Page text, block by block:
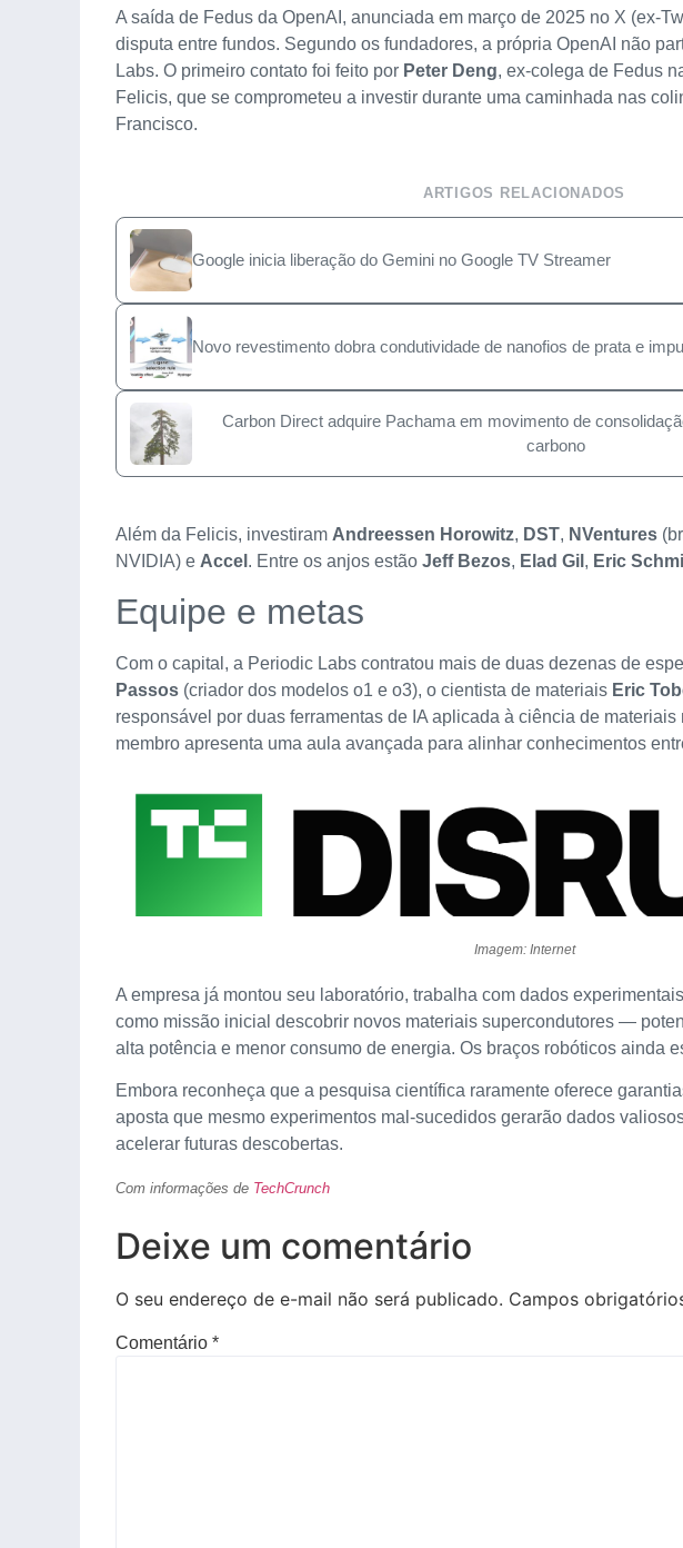
A saída de Fedus da OpenAI, anunciada em março de 2025 no X (ex-
disputa entre fundos. Segundo os fundadores, a própria OpenAI não
Labs. O primeiro contato foi feito por Peter Deng, ex-colega de Fedus
Felicis, que se comprometeu a investir durante uma caminhada nas
Francisco.
ARTIGOS RELACIONADOS
Google inicia liberação do Gemini no Google TV Streamer
Novo revestimento dobra condutividade de nanofios de prata e
Carbon Direct adquire Pachama em movimento de
carbono
Além da Felicis, investiram Andreessen Horowitz, DST, NVentures
NVIDIA) e Accel . Entre os anjos estão Jeff Bezos, Elad Gil , Eric
Equipe e metas
Com o capital, a Periodic Labs contratou mais de duas dezenas de
Passos (criador dos modelos o1 e o3), o cientista de materiais Eric
responsável por duas ferramentas de IA aplicada à ciência de materiais
membro apresenta uma aula avançada para alinhar conhecimentos
Imagem: Internet
A empresa já montou seu laboratório, trabalha com dados
como missão inicial descobrir novos materiais supercondutores —
alta potência e menor consumo de energia. Os braços robóticos ainda
Embora reconheça que a pesquisa científica raramente oferece
aposta que mesmo experimentos mal-sucedidos gerarão dados
acelerar futuras descobertas.
Com informações de TechCrunch
Deixe um comentário
O seu endereço de e-mail não será publicado. Campos
Comentário *